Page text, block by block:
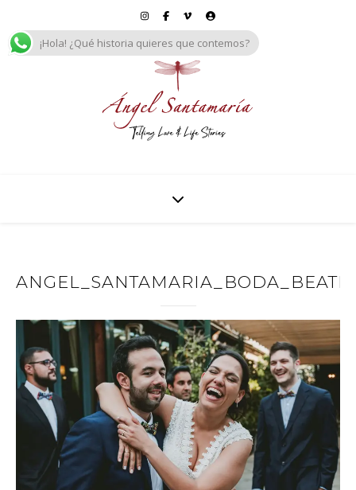
¡Hola! ¿Qué historia quieres que contemos?